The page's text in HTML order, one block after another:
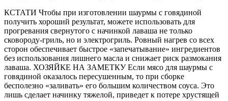
КСТАТИ Чтобы при изготовлении шаурмы с говядиной
получить хороший результат, можете использовать для
прогревания свернутого с начинкой лаваша не только
сковороду-гриль, но и электрогриль. Ровный нагрев со всех
сторон обеспечивает быстрое «запечатывание» ингредиентов
без использования лишнего масла и снижает риск размокания
лаваша. ХОЗЯЙКЕ НА ЗАМЕТКУ Если мясо для шаурмы с
говядиной оказалось пересушенным, то при сборке
бесполезно «заливать» его большим количеством соуса. Это
лишь сделает начинку тяжелой, приведет к потере хрустящей